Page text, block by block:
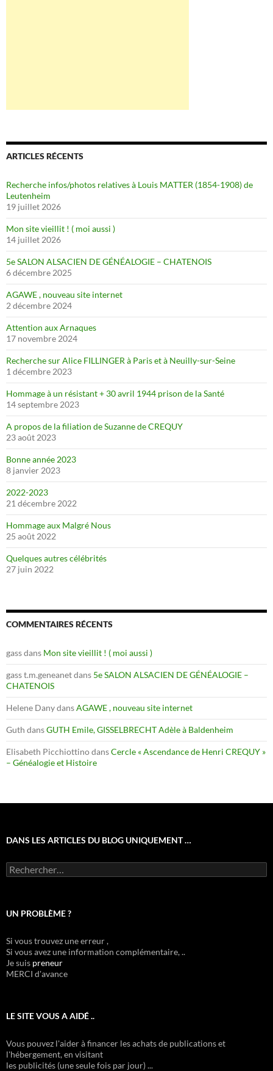
ARTICLES RÉCENTS
Recherche infos/photos relatives à Louis MATTER (1854-1908) de
Leutenheim
19 juillet 2026
Mon site vieillit ! ( moi aussi )
14 juillet 2026
5e SALON ALSACIEN DE GÉNÉALOGIE – CHATENOIS
6 décembre 2025
AGAWE , nouveau site internet
2 décembre 2024
Attention aux Arnaques
17 novembre 2024
Recherche sur Alice FILLINGER à Paris et à Neuilly-sur-Seine
1 décembre 2023
Hommage à un résistant + 30 avril 1944 prison de la Santé
14 septembre 2023
A propos de la filiation de Suzanne de CREQUY
23 août 2023
Bonne année 2023
8 janvier 2023
2022-2023
21 décembre 2022
Hommage aux Malgré Nous
25 août 2022
Quelques autres célébrités
27 juin 2022
COMMENTAIRES RÉCENTS
gassdans Mon site vieillit ! ( moi aussi )
gass t.m.geneanetdans 5e SALON ALSACIEN DE GÉNÉALOGIE –
CHATENOIS
Helene DanydansAGAWE , nouveau site internet
Guth dansGUTH Emile, GISSELBRECHT Adèle à Baldenheim
Elisabeth PicchiottinodansCercle « Ascendance de Henri CREQUY »
– Généalogie et Histoire
DANS LES ARTICLES DU BLOG UNIQUEMENT …
Rechercher :
UN PROBLÈME ?
Si vous trouvez une erreur ,
Si vous avez une information complémentaire, ..
Je suis preneur
MERCI d'avance
LE SITE VOUS A AIDÉ ..
Vous pouvez l'aider à financer les achats de publications et
l'hébergement, en visitant
les publicités (une seule fois par jour) ...